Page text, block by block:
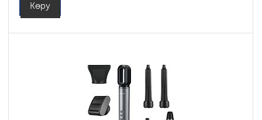
Көру